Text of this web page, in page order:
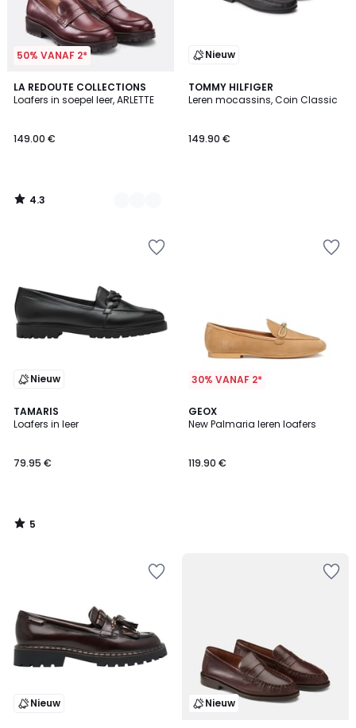
50% VANAF 2*
LA REDOUTE COLLECTIONS
Loafers in soepel leer, ARLETTE
149.00 €
4.3
/ 5
2
Kleuren
4.3
/
Nieuw
TOMMY HILFIGER
Leren mocassins, Coin Classic
149.90 €
Nieuw
TAMARIS
Loafers in leer
79.95 €
5
/
5
/
30% VANAF 2*
GEOX
New Palmaria leren loafers
119.90 €
Nieuw Nieuw